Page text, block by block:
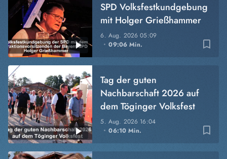
bookmark_border
6. Aug. 202605:09
09:06 Min.
SPD Volksfestkundgebung
mit Holger Grießhammer
bookmark_border
5. Aug. 2026 16:04
06:10 Min.
Tag der guten
Nachbarschaft 2026 auf
dem Töginger Volksfest